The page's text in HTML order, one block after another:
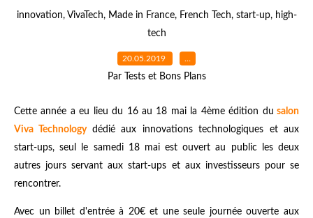
innovation, VivaTech, Made in France, French Tech, start-up, high-
tech
20.05.2019 …
Par Tests et Bons Plans
Cette année a eu lieu du 16 au 18 mai la 4ème édition du salon
Viva Technology dédié aux innovations technologiques et aux
start-ups, seul le samedi 18 mai est ouvert au public les deux
autres jours servant aux start-ups et aux investisseurs pour se
rencontrer.
Avec un billet d'entrée à 20€ et une seule journée ouverte aux